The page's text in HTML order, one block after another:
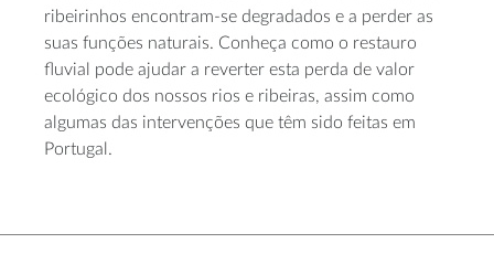
ribeirinhos encontram-se degradados e a perder as
suas funções naturais. Conheça como o restauro
fluvial pode ajudar a reverter esta perda de valor
ecológico dos nossos rios e ribeiras, assim como
algumas das intervenções que têm sido feitas em
Portugal.